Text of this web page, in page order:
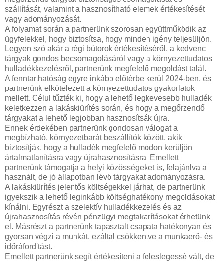
szállítását, valamint a hasznosítható elemek értékesítését
vagy adományozását.
A folyamat során a partnerünk szorosan együttműködik az
ügyfelekkel, hogy biztosítsa, hogy minden igény teljesüljön.
Legyen szó akár a régi bútorok értékesítéséről, a kedvenc
tárgyak gondos becsomagolásáról vagy a környezettudatos
hulladékkezelésről, partnerünk megfelelő megoldást talál.
A fenntarthatóság egyre inkább előtérbe kerül 2024-ben, és
partnerünk elkötelezett a környezettudatos gyakorlatok
mellett. Célul tűzték ki, hogy a lehető legkevesebb hulladék
keletkezzen a lakáskiürítés során, és hogy a megőrzendő
tárgyakat a lehető legjobban hasznosítsák újra.
Ennek érdekében partnerünk gondosan válogat a
megbízható, környezetbarát beszállítók között, akik
biztosítják, hogy a hulladék megfelelő módon kerüljön
ártalmatlanításra vagy újrahasznosításra. Emellett
partnerünk támogatja a helyi közösségeket is, felajánlva a
használt, de jó állapotban lévő tárgyakat adományozásra.
A lakáskiürítés jelentős költségekkel járhat, de partnerünk
igyekszik a lehető leginkább költséghatékony megoldásokat
kínálni. Egyrészt a szelektív hulladékkezelés és az
újrahasznosítás révén pénzügyi megtakarításokat érhetünk
el. Másrészt a partnerünk tapasztalt csapata hatékonyan és
gyorsan végzi a munkát, ezáltal csökkentve a munkaerő- és
időráfordítást.
Emellett partnerünk segít értékesíteni a feleslegessé vált, de